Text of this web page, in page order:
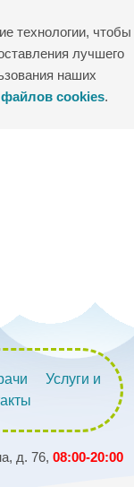
технологии, чтобы
лучшего
наших
cookies.
Услуги и
д. 76, 08:00-20:00